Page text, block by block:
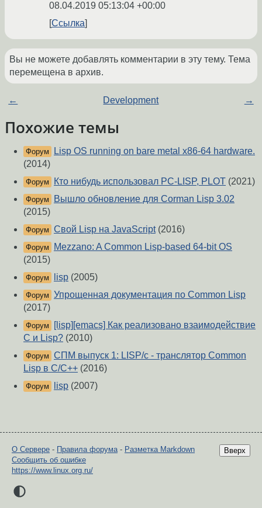
08.04.2019 05:13:04 +00:00
Ссылка
Вы не можете добавлять комментарии в эту тему. Тема
перемещена в архив.
← Development →
Похожие темы
Форум
Lisp OS running on bare metal x86-64 hardware.
(2014)
Форум Кто нибудь использовал PC-LISP, PLOT (2021)
Форум
Вышло обновление для Corman Lisp 3.02
(2015)
Форум Свой Lisp на JavaScript(2016)
Форум
Mezzano: A Common Lisp-based 64-bit OS
(2015)
Форум lisp (2005)
Форум Упрощенная документация по Common Lisp
(2017)
Форум
[lisp][emacs] Как реализовано взаимодействие
C и Lisp? (2010)
Форум СПМ выпуск 1: LISP/c - транслятор Common
Lisp в C/C++ (2016)
Форум lisp (2007)
Вверх
О Сервере - Правила форума- Разметка Markdown
Сообщить об ошибке
https://www.linux.org.ru/